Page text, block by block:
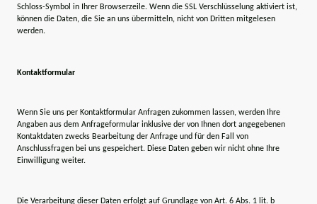
Schloss-Symbol in Ihrer Browserzeile. Wenn die SSL Verschlüsselung aktiviert ist,
können die Daten, die Sie an uns übermitteln, nicht von Dritten mitgelesen
werden.
Kontaktformular
Wenn Sie uns per Kontaktformular Anfragen zukommen lassen, werden Ihre
Angaben aus dem Anfrageformular inklusive der von Ihnen dort angegebenen
Kontaktdaten zwecks Bearbeitung der Anfrage und für den Fall von
Anschlussfragen bei uns gespeichert. Diese Daten geben wir nicht ohne Ihre
Einwilligung weiter.
Die Verarbeitung dieser Daten erfolgt auf Grundlage von Art. 6 Abs. 1 lit. b